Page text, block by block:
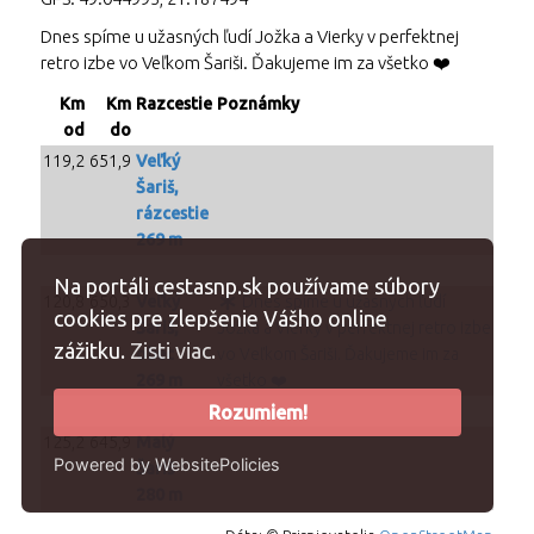
Na portáli cestasnp.sk používame súbory
cookies pre zlepšenie Vášho online
zážitku. Zisti viac.
Rozumiem!
Powered by WebsitePolicies
Dnes spíme u užasných ľudí Jožka a Vierky v perfektnej
retro izbe vo Veľkom Šariši. Ďakujeme im za všetko ❤️
Km
od
Km
do
Razcestie Poznámky
119,2 651,9 Veľký
Šariš,
rázcestie
269 m
650,3
Šariš,
obec
Dnes spíme u užasných ľudí
Jožka a Vierky v perfektnej retro izbe
125,2 645,9 Malý
Šariš